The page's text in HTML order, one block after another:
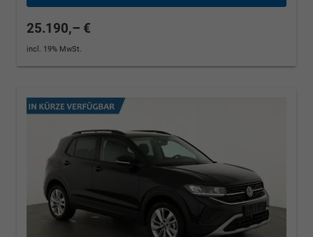
25.190,– €
incl. 19% MwSt.